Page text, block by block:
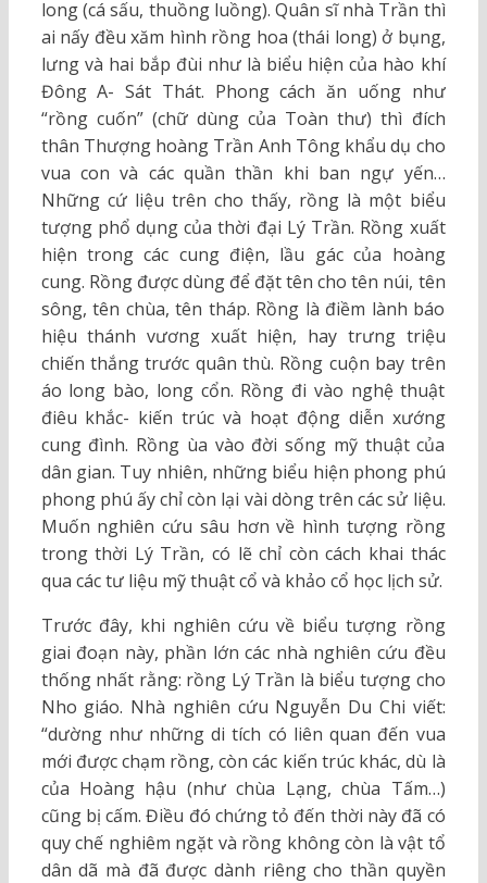
long (cá sấu, thuồng luồng). Quân sĩ nhà Trần thì
ai nấy đều xăm hình rồng hoa (thái long) ở bụng,
lưng và hai bắp đùi như là biểu hiện của hào khí
Đông A- Sát Thát. Phong cách ăn uống như
“rồng cuốn” (chữ dùng của Toàn thư) thì đích
thân Thượng hoàng Trần Anh Tông khẩu dụ cho
vua con và các quần thần khi ban ngự yến…
Những cứ liệu trên cho thấy, rồng là một biểu
tượng phổ dụng của thời đại Lý Trần. Rồng xuất
hiện trong các cung điện, lầu gác của hoàng
cung. Rồng được dùng để đặt tên cho tên núi, tên
sông, tên chùa, tên tháp. Rồng là điềm lành báo
hiệu thánh vương xuất hiện, hay trưng triệu
chiến thắng trước quân thù. Rồng cuộn bay trên
áo long bào, long cổn. Rồng đi vào nghệ thuật
điêu khắc- kiến trúc và hoạt động diễn xướng
cung đình. Rồng ùa vào đời sống mỹ thuật của
dân gian. Tuy nhiên, những biểu hiện phong phú
phong phú ấy chỉ còn lại vài dòng trên các sử liệu.
Muốn nghiên cứu sâu hơn về hình tượng rồng
trong thời Lý Trần, có lẽ chỉ còn cách khai thác
qua các tư liệu mỹ thuật cổ và khảo cổ học lịch sử.
Trước đây, khi nghiên cứu về biểu tượng rồng
giai đoạn này, phần lớn các nhà nghiên cứu đều
thống nhất rằng: rồng Lý Trần là biểu tượng cho
Nho giáo. Nhà nghiên cứu Nguyễn Du Chi viết:
“dường như những di tích có liên quan đến vua
mới được chạm rồng, còn các kiến trúc khác, dù là
của Hoàng hậu (như chùa Lạng, chùa Tấm…)
cũng bị cấm. Điều đó chứng tỏ đến thời này đã có
quy chế nghiêm ngặt và rồng không còn là vật tổ
dân dã mà đã được dành riêng cho thần quyền